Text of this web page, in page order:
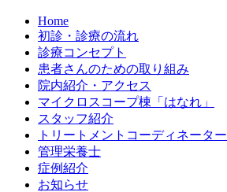
Home
初診・診療の流れ
診療コンセプト
患者さんのための取り組み
院内紹介・アクセス
マイクロスコープ棟「はなれ」
スタッフ紹介
トリートメントコーディネーター
管理栄養士
症例紹介
お知らせ